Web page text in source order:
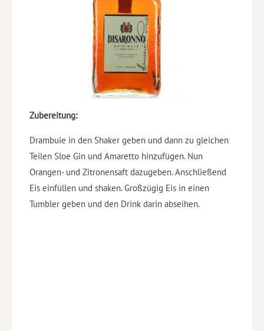
Zubereitung:
Drambuie in den Shaker geben und dann zu gleichen
Teilen Sloe Gin und Amaretto hinzufügen. Nun
Orangen- und Zitronensaft dazugeben. Anschließend
Eis einfüllen und shaken. Großzügig Eis in einen
Tumbler geben und den Drink darin abseihen.